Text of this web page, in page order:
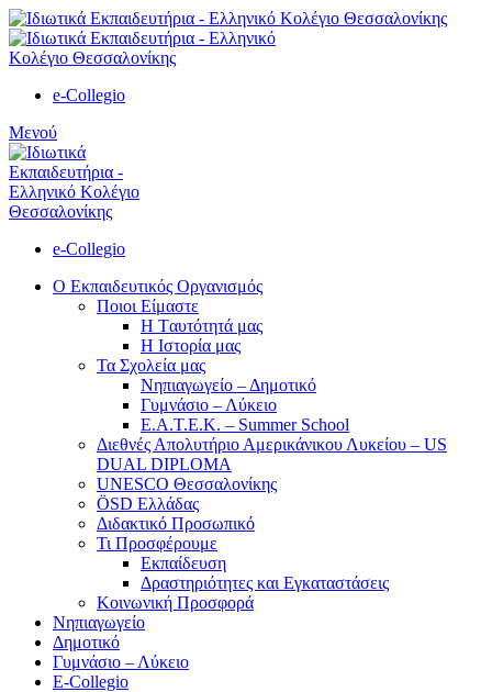
e-Collegio
Μενού
e-Collegio
Ο Εκπαιδευτικός Οργανισμός
Ποιοι Είμαστε
Η Tαυτότητά μας
Η Ιστορία μας
Τα Σχολεία μας
Νηπιαγωγείο – Δημοτικό
Γυμνάσιο – Λύκειο
Ε.Α.Τ.Ε.Κ. – Summer School
Διεθνές Απολυτήριο Αμερικάνικου Λυκείου – US
DUAL DIPLOMA
UNESCO Θεσσαλονίκης
ÖSD Ελλάδας
Διδακτικό Προσωπικό
Τι Προσφέρουμε
Eκπαίδευση
Δραστηριότητες και Εγκαταστάσεις
Κοινωνική Προσφορά
Νηπιαγωγείο
Δημοτικό
Γυμνάσιο – Λύκειο
E-Collegio